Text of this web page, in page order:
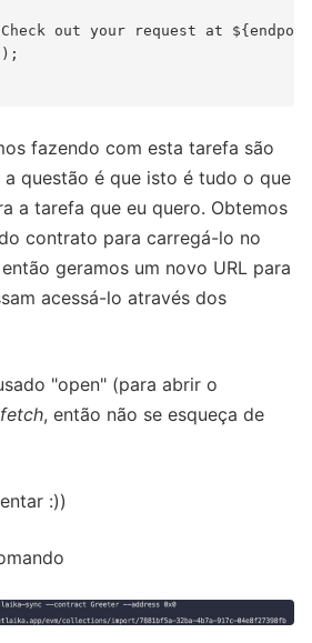
out your request at
fazendo com esta tarefa são
a questão é que isto é tudo o que
a tarefa que eu quero. Obtemos
contrato para carregá-lo no
geramos um novo URL para
acessá-lo através dos
"open" (para abrir o
, então não se esqueça de
:))